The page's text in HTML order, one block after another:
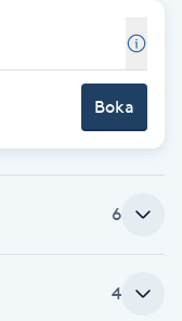
Boka
6
4